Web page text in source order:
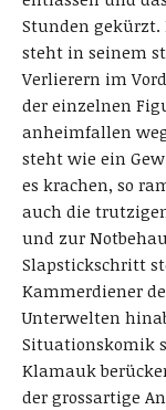
Stunden
steht in seinem
Verlierern im
der einzelnen
anheimfallen
steht wie ein
es krachen, so
auch die
und zur
Slapstickschritt
Kammerdiener
Unterwelten
Situationskomik
Klamauk
der grossartige